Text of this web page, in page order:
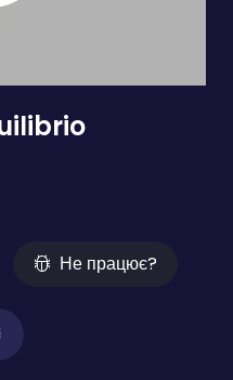
Не працює?